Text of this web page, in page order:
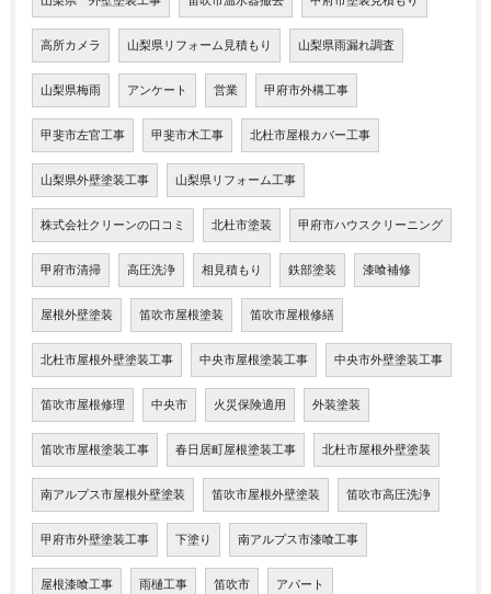
高所カメラ 山梨県リフォーム見積もり 山梨県雨漏れ調査
山梨県梅雨 アンケート 営業 甲府市外構工事
甲斐市左官工事 甲斐市木工事 北杜市屋根カバー工事
山梨県外壁塗装工事 山梨県リフォーム工事
株式会社クリーンの口コミ 北杜市塗装 甲府市ハウスクリーニング
甲府市清掃 高圧洗浄 相見積もり 鉄部塗装 漆喰補修
屋根外壁塗装 笛吹市屋根塗装 笛吹市屋根修繕
北杜市屋根外壁塗装工事 中央市屋根塗装工事 中央市外壁塗装工事
笛吹市屋根修理 中央市 火災保険適用 外装塗装
笛吹市屋根塗装工事 春日居町屋根塗装工事 北杜市屋根外壁塗装
南アルプス市屋根外壁塗装 笛吹市屋根外壁塗装 笛吹市高圧洗浄
甲府市外壁塗装工事 下塗り 南アルプス市漆喰工事
屋根漆喰工事 雨樋工事 笛吹市 アパート